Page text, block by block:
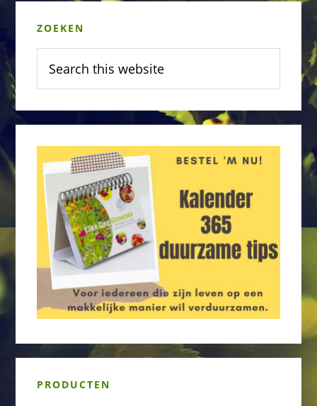
Sidebar
ZOEKEN
this
website
PRODUCTEN